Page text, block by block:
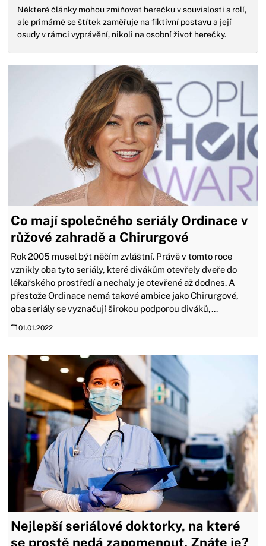
Některé články mohou zmiňovat herečku v souvislosti s rolí,
ale primárně se štítek zaměřuje na fiktivní postavu a její
osudy v rámci vyprávění, nikoli na osobní život herečky.
Co mají společného seriály Ordinace v
růžové zahradě a Chirurgové
Rok 2005 musel být něčím zvláštní. Právě v tomto roce
vznikly oba tyto seriály, které divákům otevřely dveře do
lékařského prostředí a nechaly je otevřené až dodnes. A
přestože Ordinace nemá takové ambice jako Chirurgové,
oba seriály se vyznačují širokou podporou diváků,...
01.01.2022
Nejlepší seriálové doktorky, na které
se prostě nedá zapomenout. Znáte je?